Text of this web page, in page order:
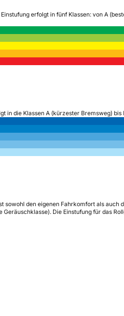
Einstufung erfolgt in fünf Klassen: von A
in die Klassen A (kürzester Bremsweg)
sowohl den eigenen Fahrkomfort als auch
Die Einstufung für das